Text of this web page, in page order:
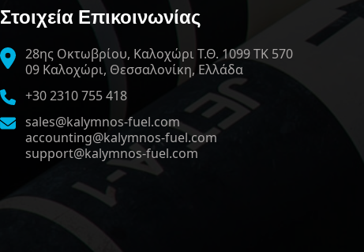
Στοιχεία Επικοινωνίας
28ης Οκτωβρίου, Καλοχώρι Τ.Θ. 1099 ΤΚ 570
09 Καλοχώρι, Θεσσαλονίκη, Ελλάδα
+30 2310 755 418
sales@kalymnos-fuel.com
accounting@kalymnos-fuel.com
support@kalymnos-fuel.com